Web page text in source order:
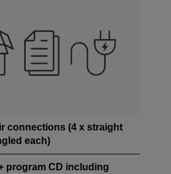
connections (4 x straight
each)
program CD including